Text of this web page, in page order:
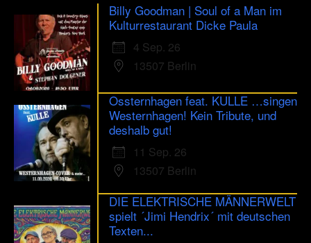
Billy Goodman | Soul of a Man im
Kulturrestaurant Dicke Paula
4 Sep. 26
13507 Berlin
Ossternhagen feat. KULLE …singen
Westernhagen! Kein Tribute, und
deshalb gut!
11 Sep. 26
13507 Berlin
DIE ELEKTRISCHE MÄNNERWELT
spielt ´Jimi Hendrix´ mit deutschen
Texten...